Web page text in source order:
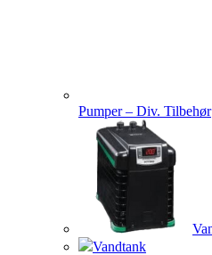
Pumper – Div. Tilbehør
Vandtank